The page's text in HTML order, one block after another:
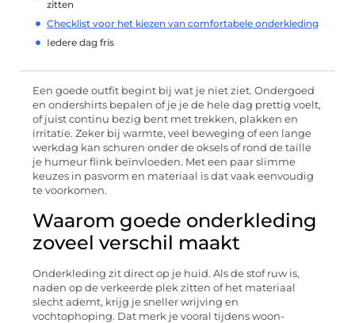
zitten
Checklist voor het kiezen van comfortabele onderkleding
Iedere dag fris
Een goede outfit begint bij wat je niet ziet. Ondergoed
en ondershirts bepalen of je je de hele dag prettig voelt,
of juist continu bezig bent met trekken, plakken en
irritatie. Zeker bij warmte, veel beweging of een lange
werkdag kan schuren onder de oksels of rond de taille
je humeur flink beïnvloeden. Met een paar slimme
keuzes in pasvorm en materiaal is dat vaak eenvoudig
te voorkomen.
Waarom goede onderkleding
zoveel verschil maakt
Onderkleding zit direct op je huid. Als de stof ruw is,
naden op de verkeerde plek zitten of het materiaal
slecht ademt, krijg je sneller wrijving en
vochtophoping. Dat merk je vooral tijdens woon-